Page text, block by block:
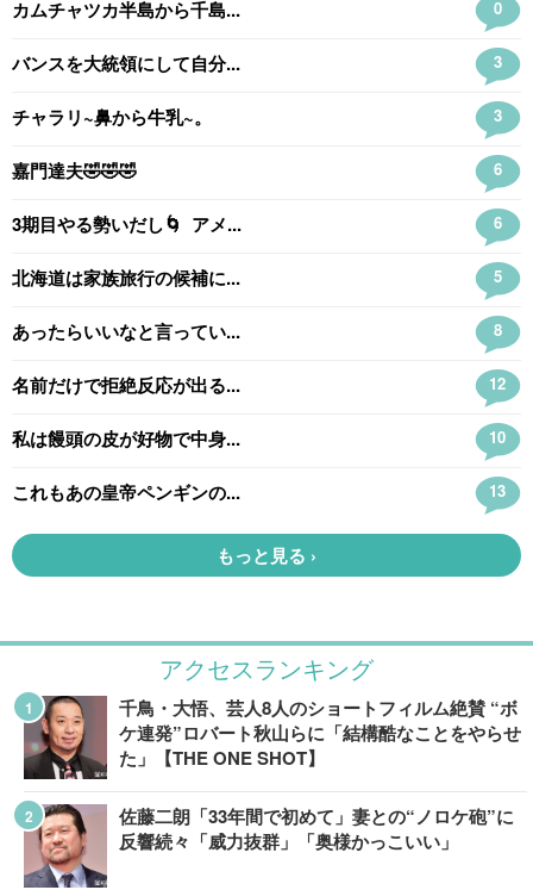
アクセスランキング
千鳥・大悟、芸人8人のショートフィルム絶賛 “ボ
ケ連発”ロバート秋山らに「結構酷なことをやらせ
た」【THE ONE SHOT】
佐藤二朗「33年間で初めて」妻との“ノロケ砲”に
反響続々「威力抜群」「奥様かっこいい」